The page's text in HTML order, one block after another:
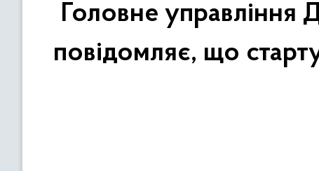
Головне управління
повідомляє, що